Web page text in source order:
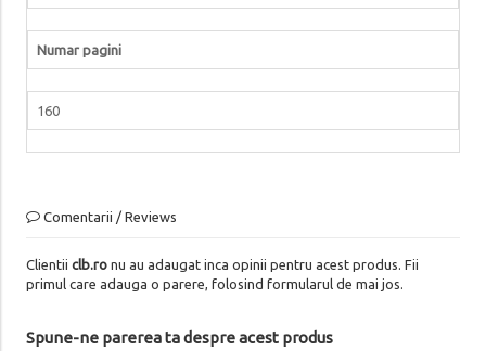
Numar pagini
160
Comentarii / Reviews
Clientii clb.ronu au adaugat inca opinii pentru acest produs. Fii
primul care adauga o parere, folosind formularul de mai jos.
Spune-ne parerea ta despre acest produs